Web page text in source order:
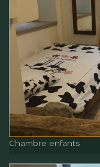
Chambre enfants